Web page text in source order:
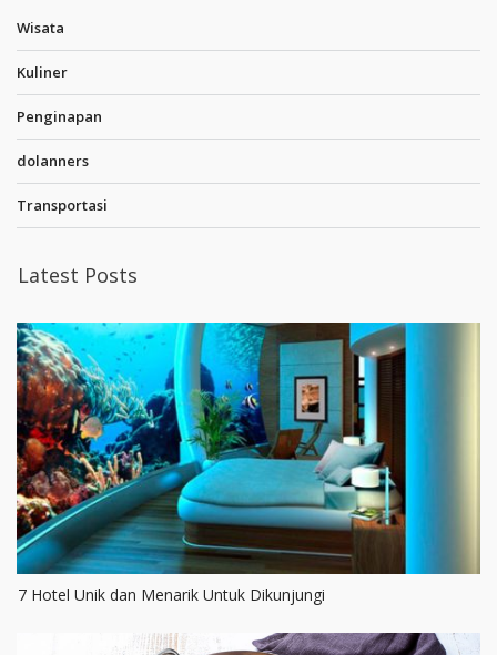
Wisata
Kuliner
Penginapan
dolanners
Transportasi
Latest Posts
7 Hotel Unik dan Menarik Untuk Dikunjungi